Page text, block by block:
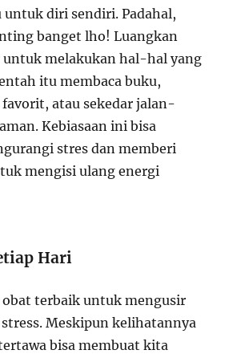
diri sendiri. Padahal,
banget lho! Luangkan
untuk melakukan hal-hal yang
itu membaca buku,
atau sekedar jalan-
Kebiasaan ini bisa
stres dan memberi
mengisi ulang energi
Hari
obat terbaik untuk mengusir
Meskipun kelihatannya
bisa membuat kita